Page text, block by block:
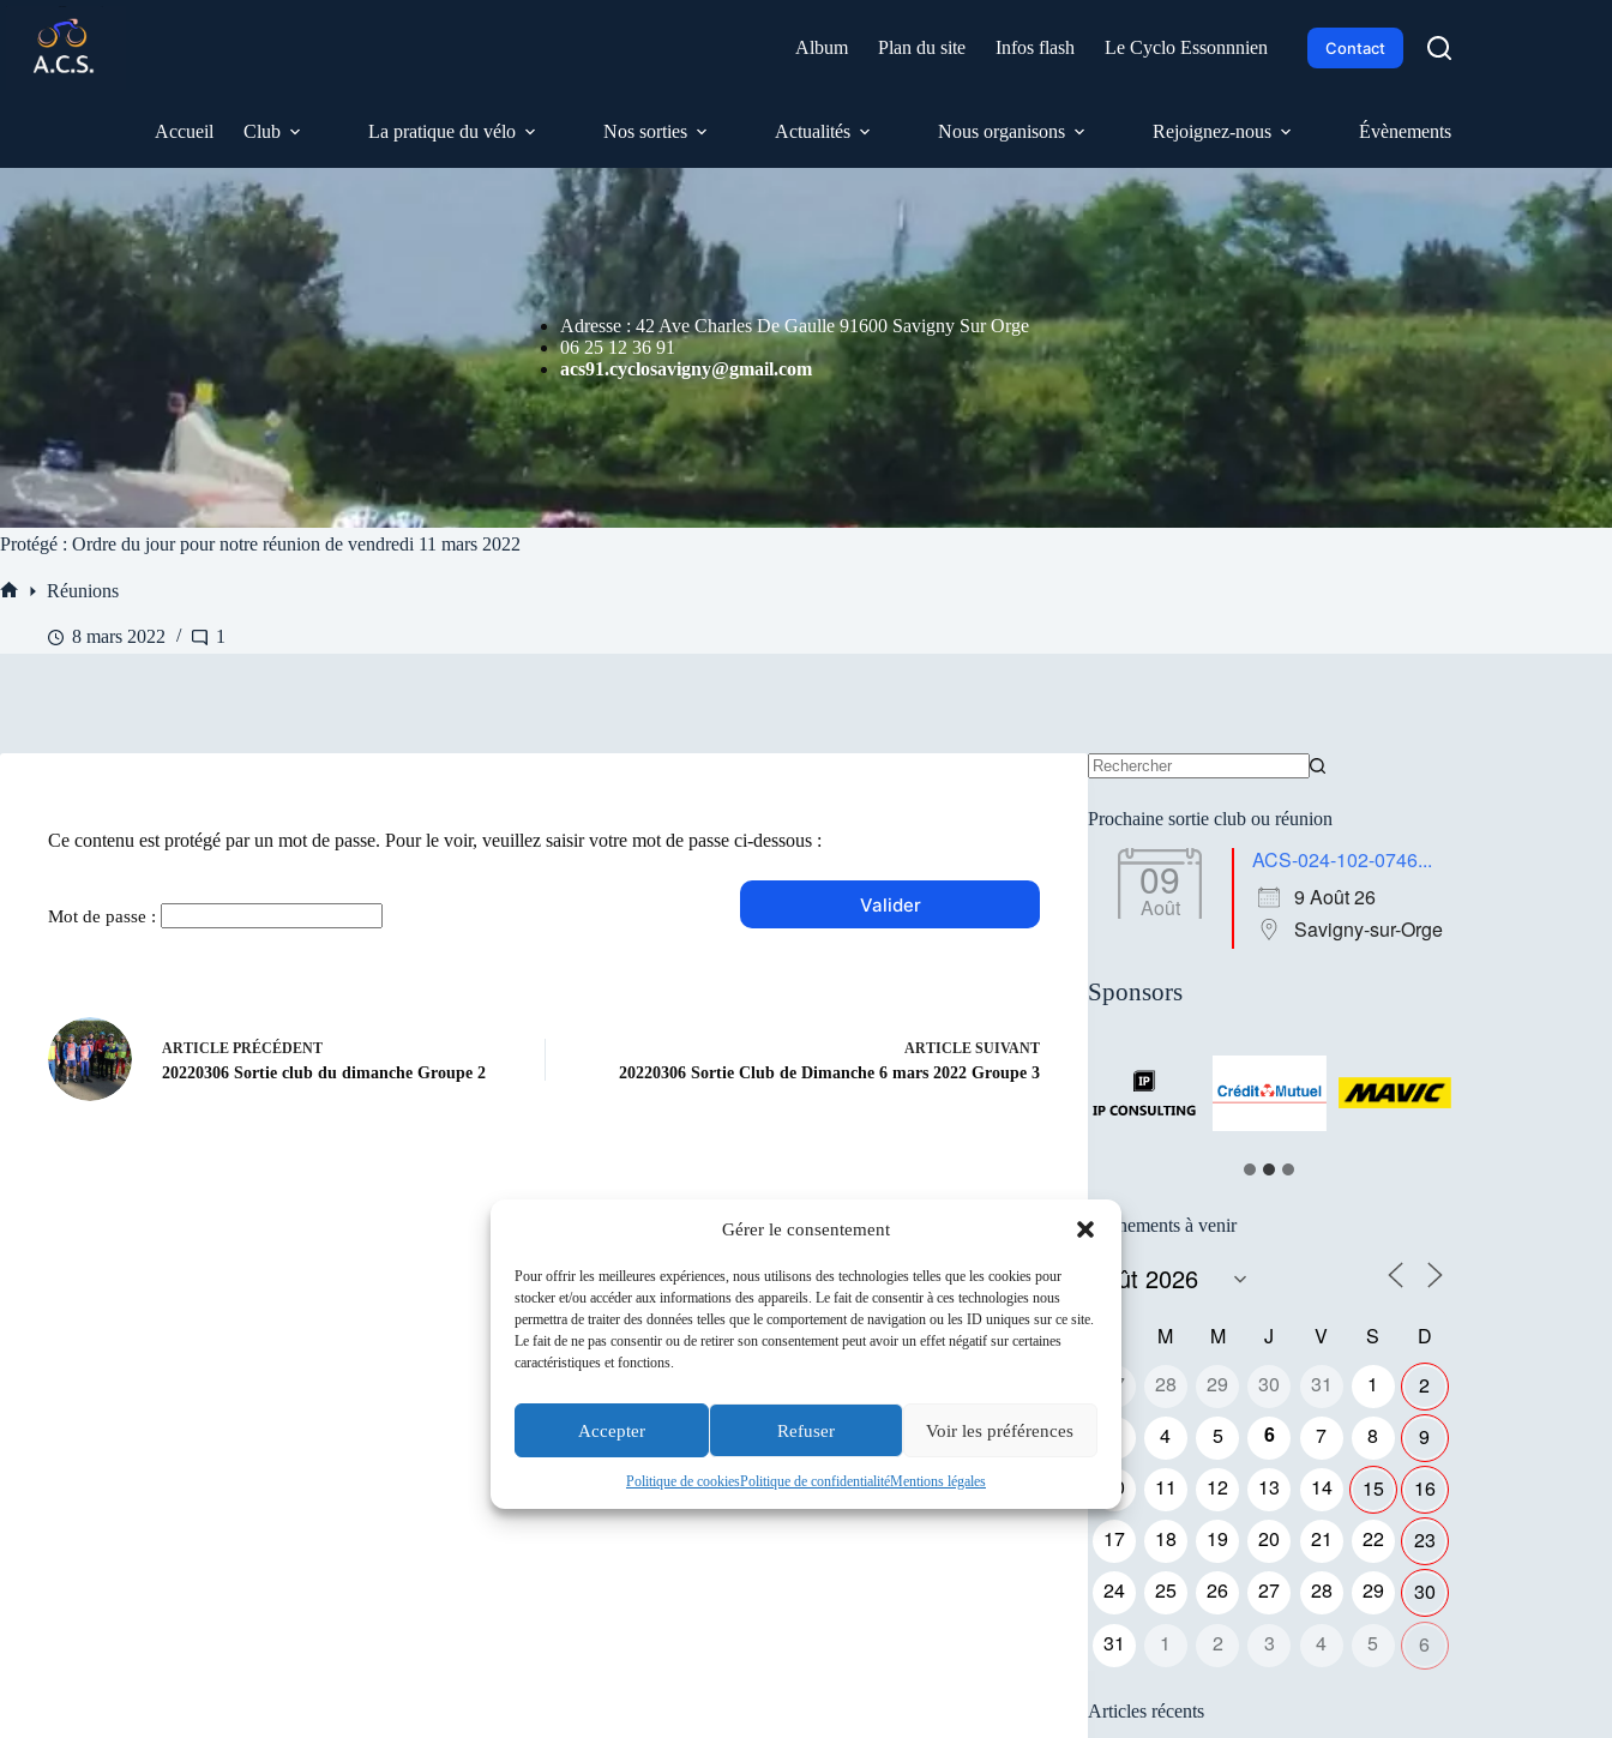
Gérer le consentement
Pour offrir les meilleures expériences, nous utilisons des technologies telles que les cookies pour
stocker et/ou accéder aux informations des appareils. Le fait de consentir à ces technologies nous
permettra de traiter des données telles que le comportement de navigation ou les ID uniques sur ce site.
Le fait de ne pas consentir ou de retirer son consentement peut avoir un effet négatif sur certaines
caractéristiques et fonctions.
Accepter Refuser Voir les préférences
Politique de cookiesPolitique de confidentialitéMentions légales
contenu
Album Plan du site Infos flash Le Cyclo Essonnnien Contact
Accueil Club La pratique du vélo Nos sorties Actualités Nous organisons Rejoignez-nous Évènements
Adresse : 42 Ave Charles De Gaulle 91600 Savigny Sur Orge
06 25 12 36 91
acs91.cyclosavigny@gmail.com
Protégé : Ordre du jour pour notre réunion de vendredi 11 mars 2022
Réunions
8 mars 2022 1
Ce contenu est protégé par un mot de passe. Pour le voir, veuillez saisir votre mot de passe ci-dessous :
Mot de passe :
ARTICLE PRÉCÉDENT
20220306 Sortie club du dimanche Groupe 2
ARTICLE SUIVANT
20220306 Sortie Club de Dimanche 6 mars 2022 Groupe 3
résultat
Prochaine sortie club ou réunion
09
Août
ACS-024-102-0746...
9 Août 26
Savigny-sur-Orge
Sponsors
Événements à venir
M M J V S
D
27
28 29 30 31 1
2
4 5 6 7 8
9
10
11 12 13 14 15
16
17
18 19 20 21 22
23
24
25 26 27 28 29
30
31
1 2 3 4 5 6
Articles récents